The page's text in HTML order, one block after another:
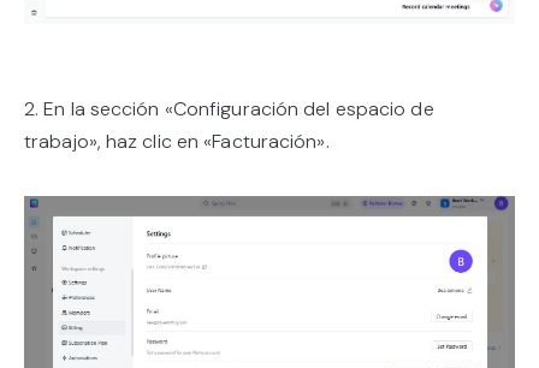
2. En la sección «Configuración del espacio de
trabajo», haz clic en «Facturación».